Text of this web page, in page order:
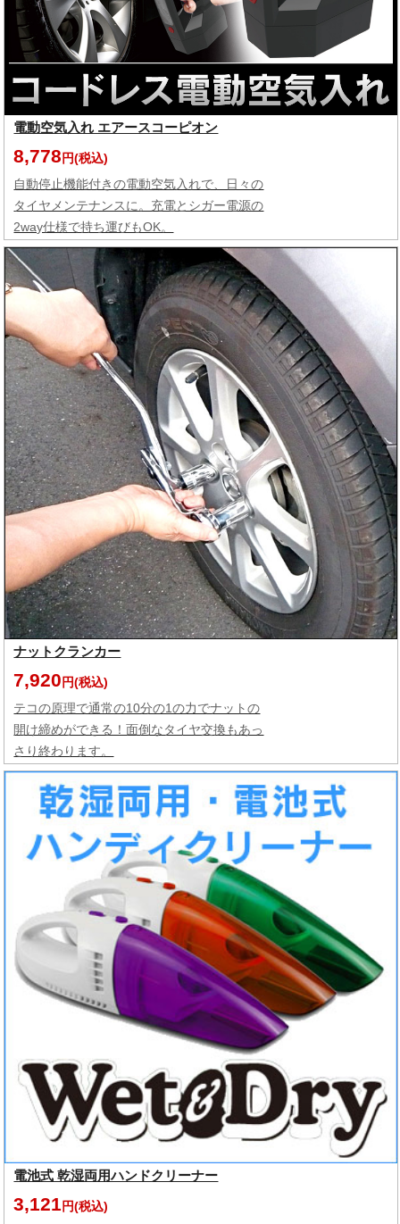
電動空気入れ エアースコーピオン
8,778 円(税込)
自動停止機能付きの電動空気入れで、日々の
タイヤメンテナンスに。充電とシガー電源の
2way仕様で持ち運びもOK。
ナットクランカー
7,920 円(税込)
テコの原理で通常の10分の1の力でナットの
開け締めができる！面倒なタイヤ交換もあっ
さり終わります。
電池式 乾湿両用ハンドクリーナー
3,121円(税込)